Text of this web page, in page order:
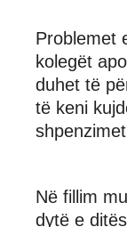
Problemet
kolegët
duhet të
të keni
Në fillim
dytë e